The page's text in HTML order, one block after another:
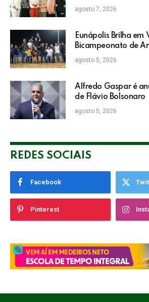
retomada do
Empresarial
agosto 7, 2026
Eunápolis Brilha em
Bicampeonato de
agosto 5, 2026
Alfredo Gaspar é
de Flávio Bolsonaro
agosto 5, 2026
REDES SOCIAIS
Facebook
Pinterest